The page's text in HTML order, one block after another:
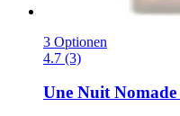
3 Optionen
4.7 (3)
Une Nuit Nomade